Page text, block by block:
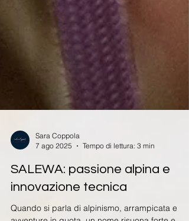
7 ago 2025
Tempo di lettura: 3 min
SALEWA: passione alpina e
innovazione tecnica